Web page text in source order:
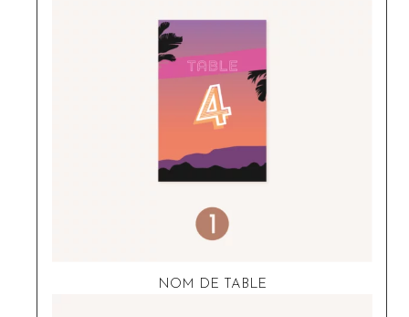
NOM DE TABLE